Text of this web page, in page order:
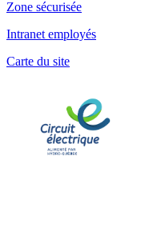
Zone sécurisée
Intranet employés
Carte du site